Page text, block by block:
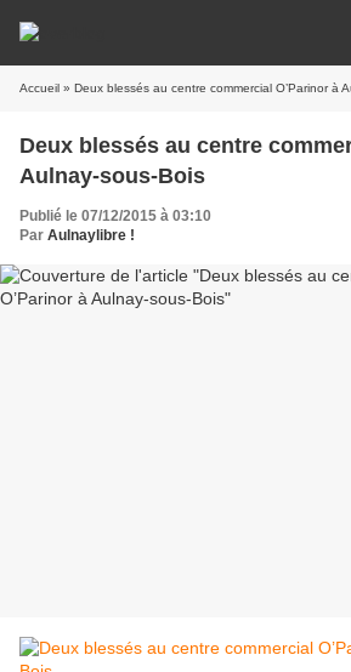
Accueil » Deux blessés au centre commercial O’Parinor à
Deux blessés au centre
Aulnay-sous-Bois
Publié le 07/12/2015 à 03:10
Par Aulnaylibre !